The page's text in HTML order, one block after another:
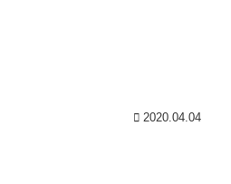
2020.04.04